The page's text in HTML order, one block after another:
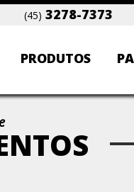
(45) 3278-7373
PRODUTOS